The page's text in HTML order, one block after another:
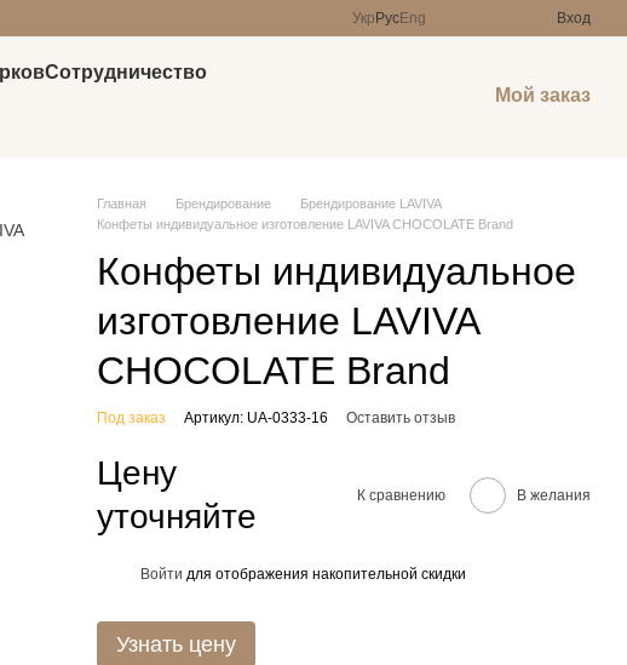
Укр РусEng Вход
Сотрудничество
Мой заказ
Главная Брендирование
Брендирование LAVIVA
Конфеты индивидуальное изготовление LAVIVA CHOCOLATE Brand
Конфеты индивидуальное
изготовление LAVIVA
CHOCOLATE Brand
Под заказ Артикул: UA-0333-16 Оставить отзыв
Цену
уточняйте
К сравнению В желания
Войти для отображения накопительной скидки
Узнать цену